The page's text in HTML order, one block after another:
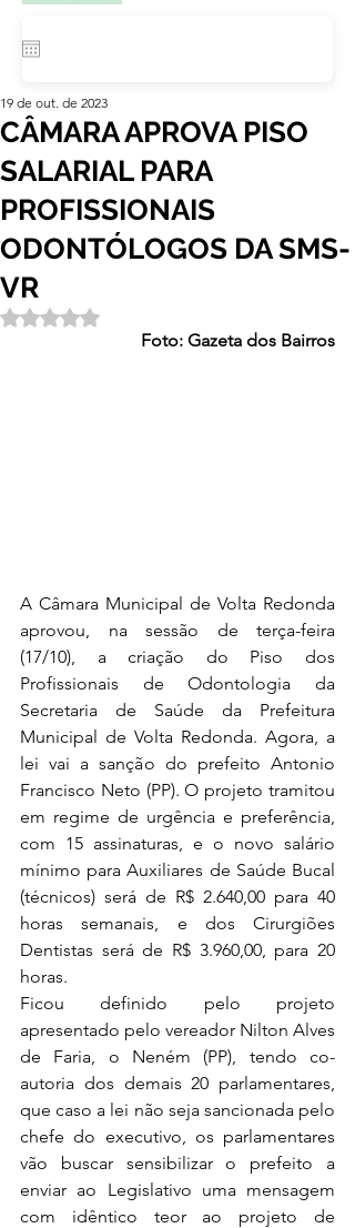
CÂMARA APROVA PISO
SALARIAL PARA
PROFISSIONAIS
ODONTÓLOGOS DA SMS-
VR
19 de out. de 2023
Avaliado com NaN de 5 estrelas.
Foto: Gazeta dos Bairros
A Câmara Municipal de Volta Redonda
aprovou, na sessão de terça-feira
(17/10), a criação do Piso dos
Profissionais de Odontologia da
Secretaria de Saúde da Prefeitura
Municipal de Volta Redonda. Agora, a
lei vai a sanção do prefeito Antonio
Francisco Neto (PP). O projeto tramitou
em regime de urgência e preferência,
com 15 assinaturas, e o novo salário
mínimo para Auxiliares de Saúde Bucal
(técnicos) será de R$ 2.640,00 para 40
horas semanais, e dos Cirurgiões
Dentistas será de R$ 3.960,00, para 20
horas.
Ficou definido pelo projeto
apresentado pelo vereador Nilton Alves
de Faria, o Neném (PP), tendo co-
autoria dos demais 20 parlamentares,
que caso a lei não seja sancionada pelo
chefe do executivo, os parlamentares
vão buscar sensibilizar o prefeito a
enviar ao Legislativo uma mensagem
com idêntico teor ao projeto de